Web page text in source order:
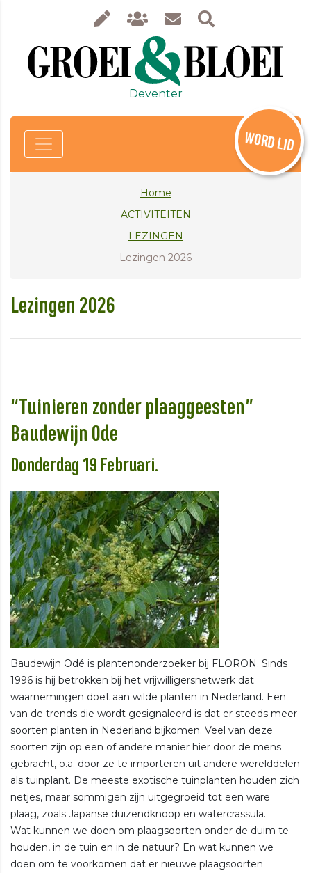
Deventer
WORD LID
Home
ACTIVITEITEN
LEZINGEN
Lezingen 2026
Lezingen 2026
“Tuinieren zonder plaaggeesten”
Baudewijn Ode
Donderdag 19 Februari.
Baudewijn Odé is plantenonderzoeker bij FLORON. Sinds
1996 is hij betrokken bij het vrijwilligersnetwerk dat
waarnemingen doet aan wilde planten in Nederland. Een
van de trends die wordt gesignaleerd is dat er steeds meer
soorten planten in Nederland bijkomen. Veel van deze
soorten zijn op een of andere manier hier door de mens
gebracht, o.a. door ze te importeren uit andere werelddelen
als tuinplant. De meeste exotische tuinplanten houden zich
netjes, maar sommigen zijn uitgegroeid tot een ware
plaag, zoals Japanse duizendknoop en watercrassula.
Wat kunnen we doen om plaagsoorten onder de duim te
houden, in de tuin en in de natuur? En wat kunnen we
doen om te voorkomen dat er nieuwe plaagsoorten